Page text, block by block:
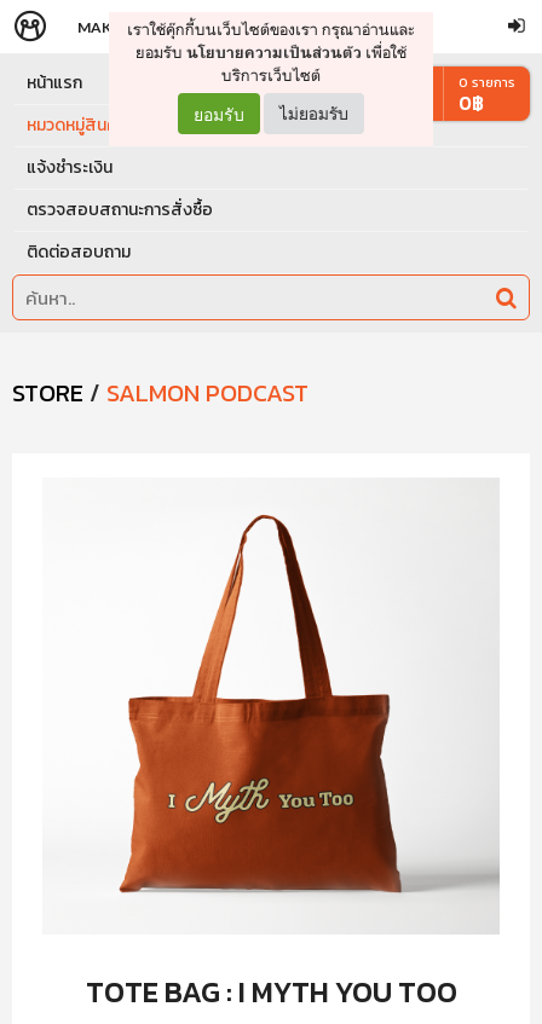
จัดการรถเข็น ดำเนินการต่อ
MAKERS STORE
เราใช้คุ๊กกี้บนเว็บไซต์ของเรา กรุณาอ่านและ
ยอมรับ นโยบายความเป็นส่วนตัว เพื่อใช้
บริการเว็บไซต์
ยอมรับ ไม่ยอมรับ
หน้าแรก
หมวดหมู่สินค้า
แจ้งชำระเงิน
ตรวจสอบสถานะการสั่งซื้อ
ติดต่อสอบถาม
0 รายการ
0฿
STORE / SALMON PODCAST
TOTE BAG : I MYTH YOU TOO